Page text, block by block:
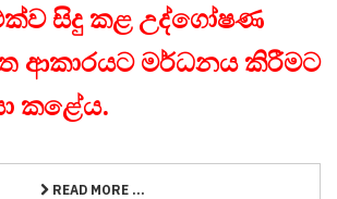
සිදු කළ‌ උද්ගෝෂණ
ආකාරයට මර්ධනය කිරීමට
කළේය.
READ MORE ...